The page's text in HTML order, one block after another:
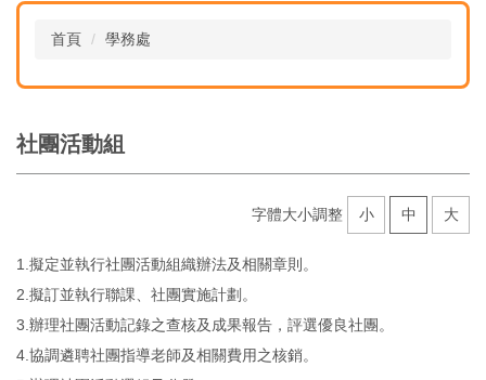
首頁 學務處
社團活動組
字體大小調整 小 中 大
1.擬定並執行社團活動組織辦法及相關章則。
2.擬訂並執行聯課、社團實施計劃。
3.辦理社團活動記錄之查核及成果報告，評選優良社團。
4.協調遴聘社團指導老師及相關費用之核銷。